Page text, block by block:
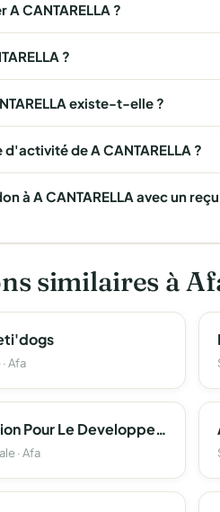
CANTARELLA ?
?
existe-t-elle ?
de A CANTARELLA ?
à A CANTARELLA avec un
similaires à
Afa
Adoc ( Association Pour Le Developpement De L'oncologie En Corse )
· Afa